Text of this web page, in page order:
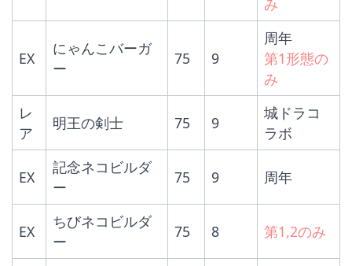
み
EX
にゃんこバーガ
ー
75 9
周年
第1形態の
み
レ
ア
明王の剣士 75 9
城ドラコ
ラボ
EX
記念ネコビルダ
ー
75 9 周年
EX
ちびネコビルダ
ー
75 8 第1,2のみ